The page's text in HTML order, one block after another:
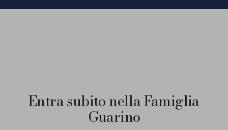
Entra subito nella Famiglia
Guarino